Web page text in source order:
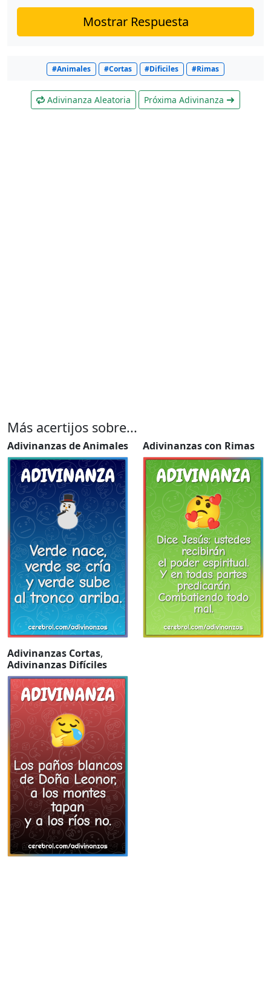
Mostrar Respuesta
#Animales #Cortas #Dificiles #Rimas
Adivinanza Aleatoria Próxima Adivinanza
Más acertijos sobre...
Adivinanzas de Animales Adivinanzas con Rimas
Adivinanzas Cortas,
Adivinanzas Difíciles